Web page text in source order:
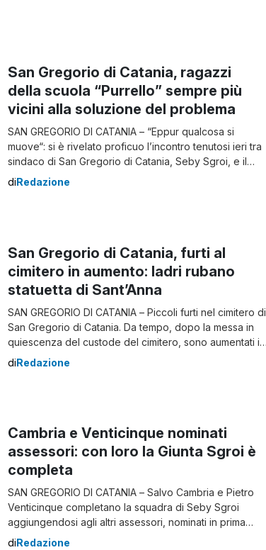
San Gregorio di Catania, ragazzi
della scuola “Purrello” sempre più
vicini alla soluzione del problema
SAN GREGORIO DI CATANIA – “Eppur qualcosa si
muove“: si è rivelato proficuo l’incontro tenutosi ieri tra
sindaco di San Gregorio di Catania, Seby Sgroi, e il
dirigente scolastico dell’Istituto “Purrello”, Andrea Saija,
diRedazione
San Gregorio di Catania, furti al
cimitero in aumento: ladri rubano
statuetta di Sant’Anna
SAN GREGORIO DI CATANIA – Piccoli furti nel cimitero di
San Gregorio di Catania. Da tempo, dopo la messa in
quiescenza del custode del cimitero, sono aumentati i
furtarelli fra le tombe del camposanto. Fin quando si è
diRedazione
Cambria e Venticinque nominati
assessori: con loro la Giunta Sgroi è
completa
SAN GREGORIO DI CATANIA – Salvo Cambria e Pietro
Venticinque completano la squadra di Seby Sgroi
aggiungendosi agli altri assessori, nominati in prima
battuta, Giusi Lo Bianco, Roberto Pedalino e
diRedazione